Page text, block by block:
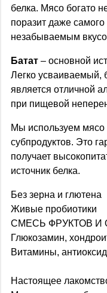
белка. Мясо богато
поразит даже
незабываемым
Батат – основной
Легко усваиваемый,
является отличной
при пищевой
Мы используем мясо
субпродуктов. Это
получает
источник белка.
Без зерна и глютена
Живые пробиотики
СМЕСЬ ФРУКТОВ И
Глюкозамин,
Витамины,
Настоящее